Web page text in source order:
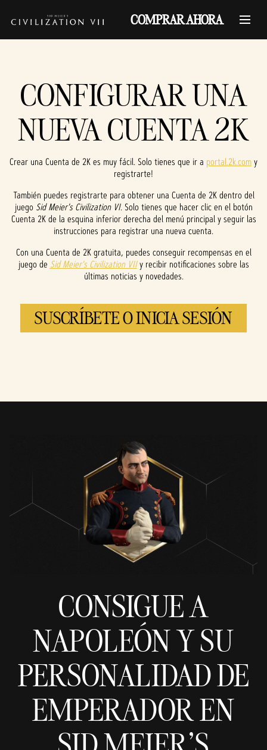
COMPRAR AHORA
CONFIGURAR UNA
NUEVA CUENTA 2K
Crear una Cuenta de 2K es muy fácil. Solo tienes que ir a portal.2k.comy
registrarte!
También puedes registrarte para obtener una Cuenta de 2K dentro del
juego Sid Meier's Civilization VI. Solo tienes que hacer clic en el botón
Cuenta 2K de la esquina inferior derecha del menú principal y seguir las
instrucciones para registrar una nueva cuenta.
Con una Cuenta de 2K gratuita, puedes conseguir recompensas en el
juego de Sid Meier's Civilization VIIy recibir notificaciones sobre las
últimas noticias y novedades.
SUSCRÍBETE O INICIA SESIÓN
CONSIGUE A
NAPOLEÓN Y SU
PERSONALIDAD DE
EMPERADOR EN